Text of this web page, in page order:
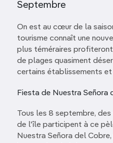
Septembre
On est au cœur de la
tourisme connaît une
plus téméraires
de plages quasiment
certains établissements
Fiesta de Nuestra Señora
Tous les 8 septembre,
de l'île participent à ce
Nuestra Señora del